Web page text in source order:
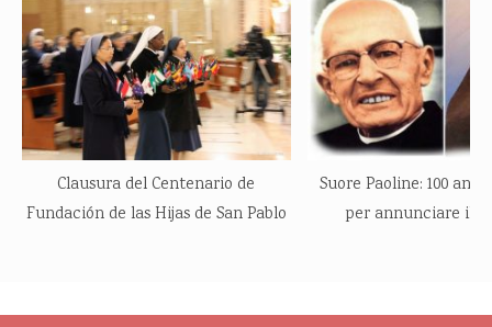
Clausura del Centenario de
Fundación de las Hijas de San Pablo
Suore Paoline: 100
per annunciare il